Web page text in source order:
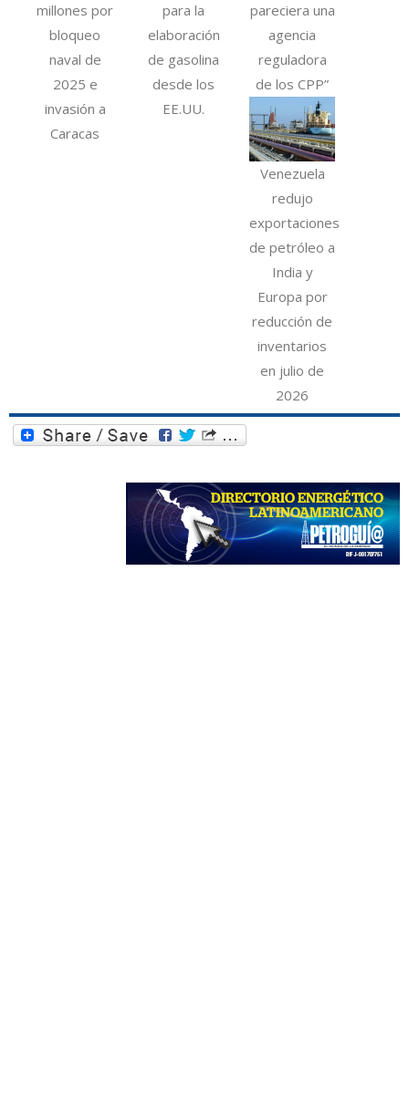
millones por
bloqueo
naval de
2025 e
invasión a
Caracas
para la
elaboración
de gasolina
desde los
EE.UU.
pareciera una
agencia
reguladora
de los CPP”
Venezuela
redujo
exportaciones
de petróleo a
India y
Europa por
reducción de
inventarios
en julio de
2026